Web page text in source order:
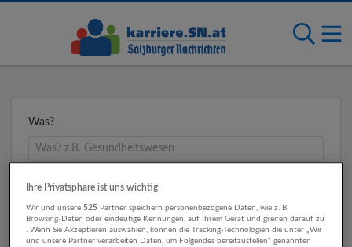
Was?
Wo?
Ihre Privatsphäre ist uns wichtig
Wir und unsere525 Partner speichern personenbezogene Daten, wie z. B.
Browsing-Daten oder eindeutige Kennungen, auf Ihrem Gerät und greifen darauf zu
. Wenn Sie Akzeptieren auswählen, können die Tracking-Technologien die unter „Wir
und unsere Partner verarbeiten Daten, um Folgendes bereitzustellen“ genannten